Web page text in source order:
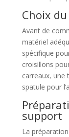
Choix
Avant de
matériel
spécifique
croisillons
carreaux, une
spatule pour
support
La